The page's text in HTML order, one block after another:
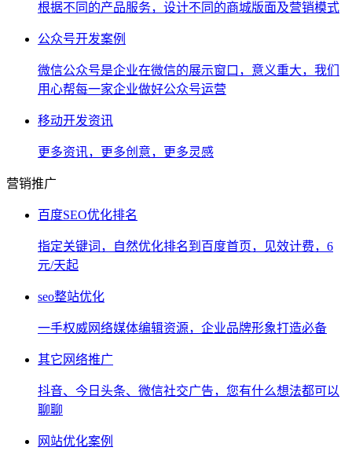
根据不同的产品服务，设计不同的商城版面及营销模式
公众号开发案例
微信公众号是企业在微信的展示窗口，意义重大，我们
用心帮每一家企业做好公众号运营
移动开发资讯
更多资讯，更多创意，更多灵感
营销推广
百度SEO优化排名
指定关键词，自然优化排名到百度首页，见效计费，6
元/天起
seo整站优化
一手权威网络媒体编辑资源，企业品牌形象打造必备
其它网络推广
抖音、今日头条、微信社交广告，您有什么想法都可以
聊聊
网站优化案例